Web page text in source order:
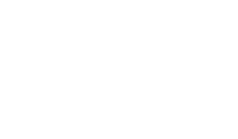
: Sebbah : «On a voulu monter le président contre moi»